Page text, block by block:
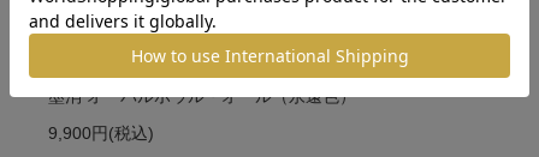
墨消 オーバルボウル・オール（永遠色）
9,900円 (税込)